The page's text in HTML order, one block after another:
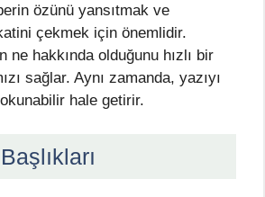
özünü yansıtmak ve
çekmek için önemlidir.
ne hakkında olduğunu hızlı bir
sağlar. Aynı zamanda, yazıyı
hale getirir.